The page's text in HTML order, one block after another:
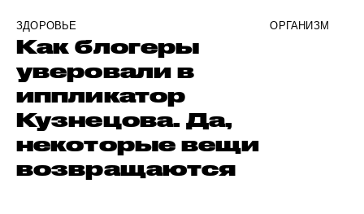
ЗДОРОВЬЕ ОРГАНИЗМ
Как блогеры
уверовали в
иппликатор
Кузнецова. Да,
некоторые вещи
возвращаются